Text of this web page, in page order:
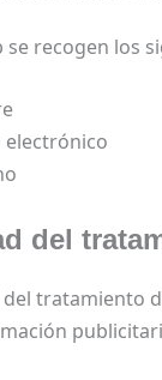
se recogen los
electrónico
del
tratamiento